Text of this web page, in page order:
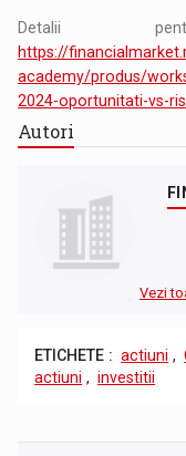
Detalii
https://
academy/produs/
2024-oportunitati-vs-
Autori
Vezi
ETICHETE : actiuni ,
actiuni , investitii